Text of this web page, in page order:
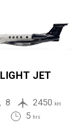
LIGHT JET
8 2450 km
5 hrs